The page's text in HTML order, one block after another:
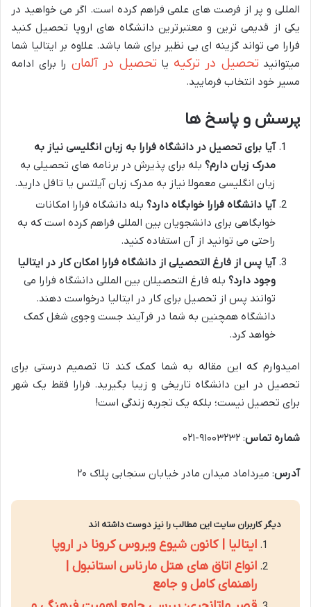
المللی و پر از فرصت های علمی فراهم کرده است. اگر می خواهید در
یکی از قدیمی ترین و معتبرترین دانشگاه های اروپا تحصیل کنید
فرارا می تواند گزینه ای بی نظیر برای شما باشد. علاوه بر ایتالیا شما
میتوانید تحصیل در ترکیه یا تحصیل در آلمان را برای ادامه
مسیر خود انتخاب فرمایید.
پرسش و پاسخ ها
آیا برای تحصیل در دانشگاه فرارا به زبان انگلیسی نیاز به
مدرک زبان دارم؟ بله برای پذیرش در برنامه های تحصیلی به
زبان انگلیسی معمولا نیاز به مدرک زبان آیلتس یا تافل دارید.
آیا دانشگاه فرارا خوابگاه دارد؟ بله دانشگاه فرارا امکانات
خوابگاهی برای دانشجویان بین المللی فراهم کرده است که به
راحتی می توانید از آن استفاده کنید.
آیا پس از فارغ التحصیلی از دانشگاه فرارا امکان کار در ایتالیا
وجود دارد؟ بله فارغ التحصیلان بین المللی دانشگاه فرارا می
توانند پس از تحصیل برای کار در ایتالیا درخواست دهند.
دانشگاه همچنین به شما در فرآیند جست وجوی شغل کمک
خواهد کرد.
امیدوارم که این مقاله به شما کمک کند تا تصمیم درستی برای
تحصیل در این دانشگاه تاریخی و زیبا بگیرید. فرارا فقط یک شهر
برای تحصیل نیست؛ بلکه یک تجربه زندگی است!
شماره تماس: ۹۱۰۰۳۲۳۲-۰۲۱
آدرس: میرداماد میدان مادر خیابان سنجابی پلاک ۲۰
دیگر کاربران سایت این مطالب را نیز دوست داشته اند
ایتالیا | کانون شیوع ویروس کرونا در اروپا
انواع اتاق های هتل مارناس استانبول |
راهنمای کامل و جامع